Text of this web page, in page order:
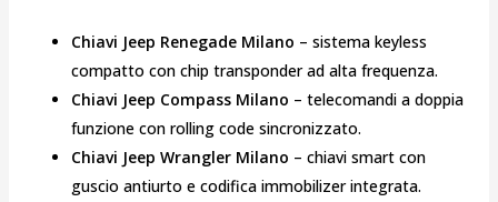
Chiavi Jeep Renegade Milano – sistema keyless
compatto con chip transponder ad alta frequenza.
Chiavi Jeep Compass Milano – telecomandi a doppia
funzione con rolling code sincronizzato.
Chiavi Jeep Wrangler Milano – chiavi smart con
guscio antiurto e codifica immobilizer integrata.